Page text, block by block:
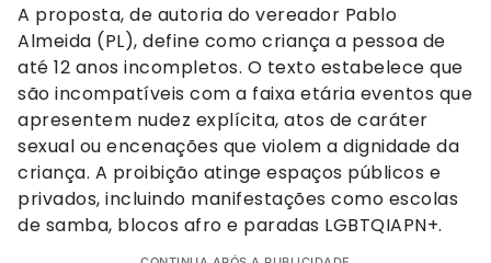
A proposta, de autoria do vereador Pablo
Almeida (PL), define como criança a pessoa de
até 12 anos incompletos. O texto estabelece que
são incompatíveis com a faixa etária eventos que
apresentem nudez explícita, atos de caráter
sexual ou encenações que violem a dignidade da
criança. A proibição atinge espaços públicos e
privados, incluindo manifestações como escolas
de samba, blocos afro e paradas LGBTQIAPN+.